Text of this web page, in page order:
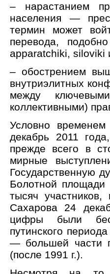
– нарастанием
населения —
термин может
перевода,
apparatchiki, siloviki
– обострением
внутриэлитных
между
коллективными)
Условно
декабрь 2011
прежде всего в
мирные
Государственную
Болотной площади
тысяч участников,
Сахарова 24
цифры были
путинского
— большей части
(после 1991 г.).